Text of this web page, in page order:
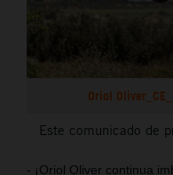
Oriol
Este comunicado de
- ¡Oriol Oliver continua